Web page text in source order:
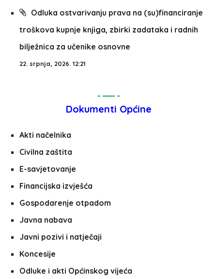
Odluka ostvarivanju prava na (su)financiranje
troškova kupnje knjiga, zbirki zadataka i radnih
bilježnica za učenike osnovne
22. srpnja, 2026. 12:21
Dokumenti Općine
Akti načelnika
Civilna zaštita
E-savjetovanje
Financijska izvješća
Gospodarenje otpadom
Javna nabava
Javni pozivi i natječaji
Koncesije
Odluke i akti Općinskog vijeća